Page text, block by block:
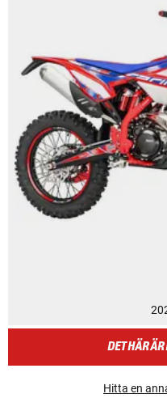
DET HÄR
Hitta en